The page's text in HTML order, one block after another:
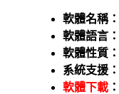
軟體名稱：
軟體語言：
軟體性質：
系統支援：
軟體下載 ：